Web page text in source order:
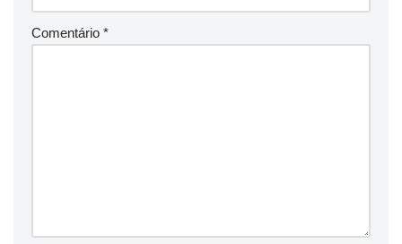
Comentário *